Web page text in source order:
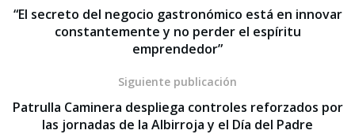
“El secreto del negocio gastronómico está en innovar
constantemente y no perder el espíritu
emprendedor”
Siguiente publicación
Patrulla Caminera despliega controles reforzados por
las jornadas de la Albirroja y el Día del Padre